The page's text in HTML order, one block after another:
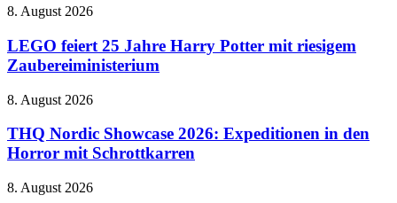
Gaming
naher
Zukunft
dem
LEGO
25
Jahre
Harry
mit
Zaubereiministerium
8. August 2026
LEGO feiert 25 Jahre Harry Potter mit riesigem
Zaubereiministerium
THQ
Showcase
2026:
Expeditionen
den
8. August 2026
THQ Nordic Showcase 2026: Expeditionen in den
Horror mit Schrottkarren
The
8. August 2026